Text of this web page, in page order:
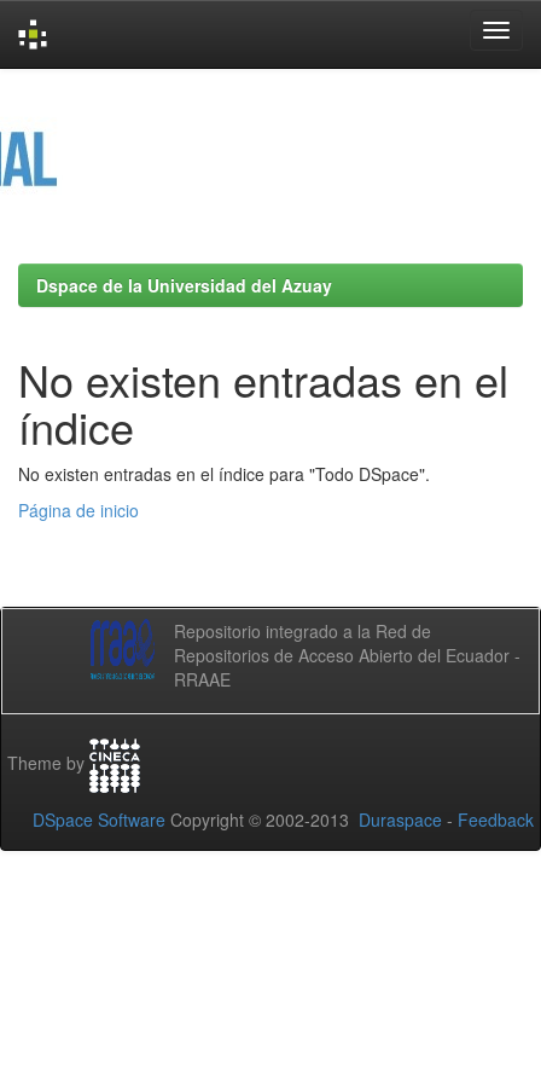
Dspace de la Universidad del Azuay
No existen entradas en el
índice
No existen entradas en el índice para "Todo DSpace".
Página de inicio
Repositorio integrado a la Red de
Repositorios de Acceso Abierto del Ecuador -
RRAAE
Theme by
DSpace Software Copyright © 2002-2013 Duraspace - Feedback